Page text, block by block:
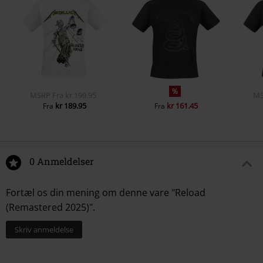
MSRP Fra kr 199.95
Fra kr 189.95
%
Fra kr 161.45
0 Anmeldelser
Fortæl os din mening om denne vare "Reload
(Remastered 2025)".
Skriv anmeldelse